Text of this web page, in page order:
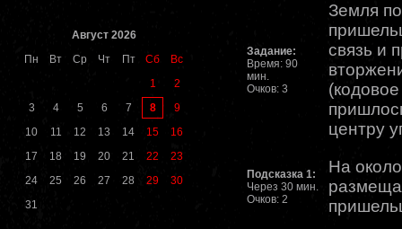
Август 2026
Пн
Вт Ср Чт Пт Сб
Вс
1
2
3
4 5 6 7 8
9
10
11 12 13 14 15
16
17
18 19 20 21 22
23
24
25 26 27 28 29
30
31
Задание:
Время: 90
мин.
Очков: 3
Земля
связь и
центру
Подсказка 1:
Через 30 мин.
Очков: 2
На